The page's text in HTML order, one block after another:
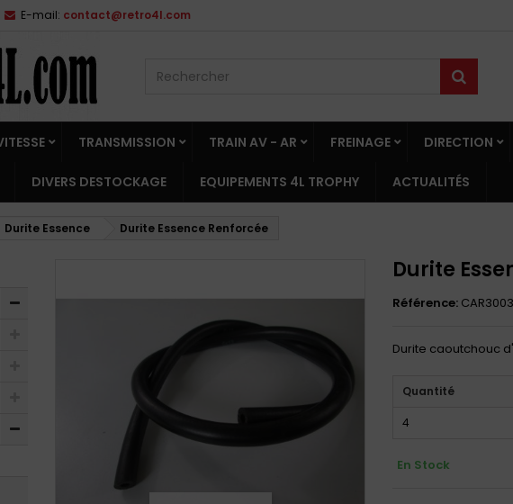
E-mail: contact@retro4l.com
TRANSMISSION TRAIN AV - AR FREINAGE DIRECTION
DIVERS DESTOCKAGE EQUIPEMENTS 4L TROPHY ACTUALITÉS
Durite Essence Durite Essence Renforcée
Durite
Référence:
Durite caoutchouc
Quantité
4
En Stock